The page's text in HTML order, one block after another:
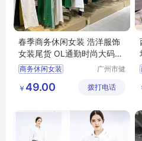
春季商务休闲女装 浩洋服饰
女装尾货 OL通勤时尚大码女
装货源供应
商务休闲女装
广州市健
限公司
￥ 49.00 拨打电话